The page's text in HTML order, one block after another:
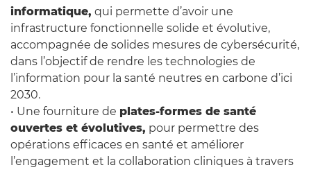
informatique, qui permette d’avoir une
infrastructure fonctionnelle solide et évolutive,
accompagnée de solides mesures de cybersécurité,
dans l’objectif de rendre les technologies de
l’information pour la santé neutres en carbone d’ici
2030.
• Une fourniture de plates-formes de santé
ouvertes et évolutives, pour permettre des
opérations efficaces en santé et améliorer
l’engagement et la collaboration cliniques à travers